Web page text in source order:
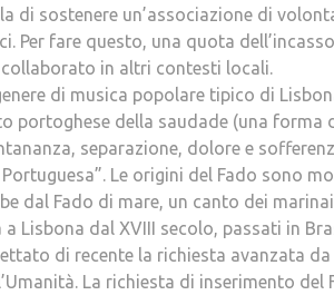
di sostenere un’associazione di
Per fare questo, una quota
collaborato in altri contesti locali.
di musica popolare tipico di
portoghese della saudade (una
separazione, dolore e
Le origini del Fado sono
dal Fado di mare, un canto dei
a Lisbona dal XVIII secolo, passati in
di recente la richiesta avanzata
La richiesta di inserimento